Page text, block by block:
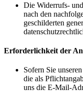
Die Widerrufs-
nach den
geschilderten
Erforderlichkeit der
Sofern Sie
die als
uns die E-Mail-